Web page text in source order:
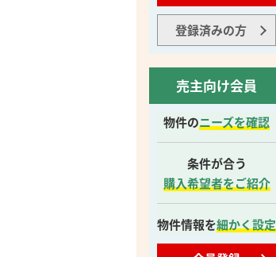
登録済みの方
売主向け会員
物件のニーズを確認
条件が合う
購入希望者をご紹介
物件情報を細かく設定